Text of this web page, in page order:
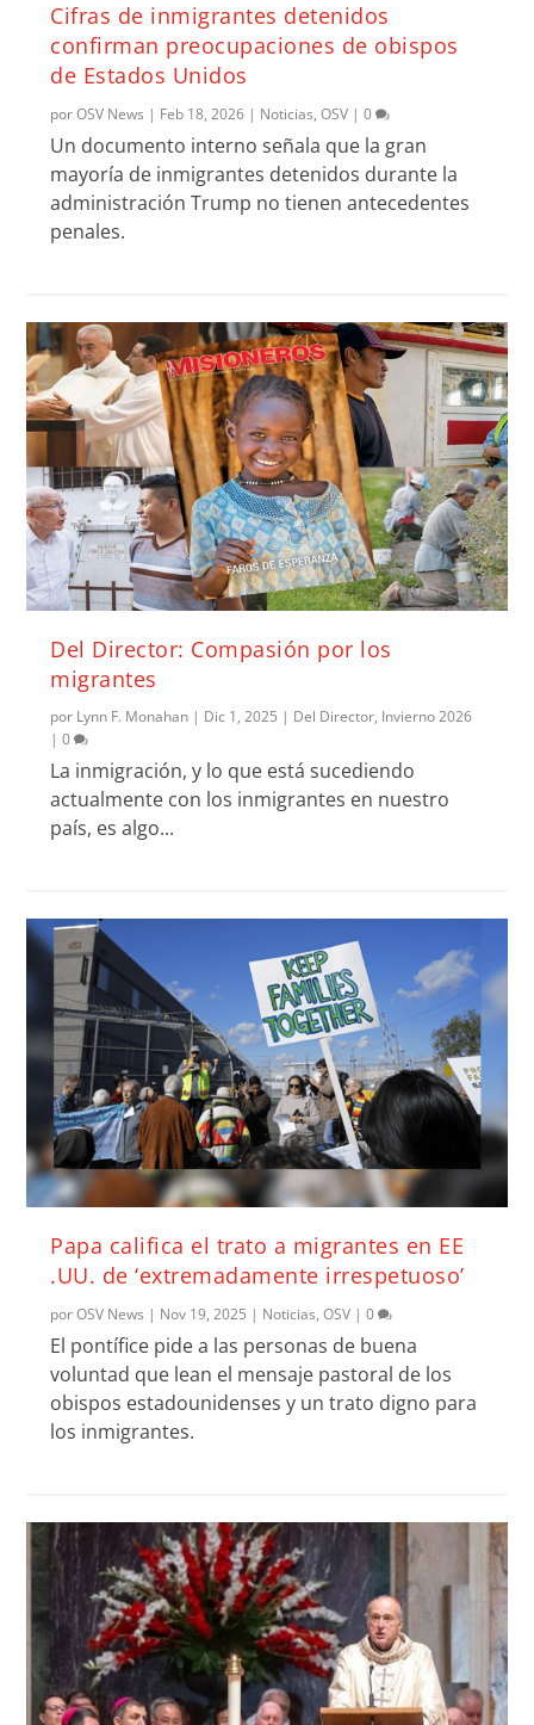
Cifras de inmigrantes detenidos
confirman preocupaciones de obispos
de Estados Unidos
porOSV News | Feb 18, 2026 | Noticias,OSV |0
Un documento interno señala que la gran
mayoría de inmigrantes detenidos durante la
administración Trump no tienen antecedentes
penales.
Del Director: Compasión por los
migrantes
por Lynn F. Monahan | Dic 1, 2025 | Del Director, Invierno 2026
|0
La inmigración, y lo que está sucediendo
actualmente con los inmigrantes en nuestro
país, es algo...
Papa califica el trato a migrantes en EE
.UU. de ‘extremadamente irrespetuoso’
porOSV News | Nov 19, 2025 | Noticias,OSV |0
El pontífice pide a las personas de buena
voluntad que lean el mensaje pastoral de los
obispos estadounidenses y un trato digno para
los inmigrantes.